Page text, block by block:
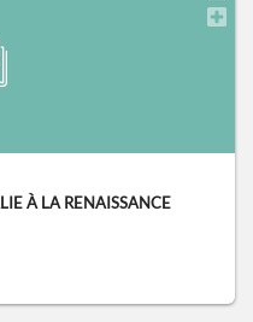
À LA RENAISSANCE